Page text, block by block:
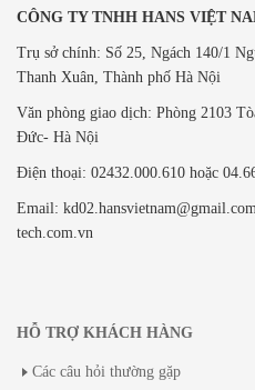
CÔNG TY TNHH HANS VIỆT
Trụ sở chính: Số 25, Ngách 140/1
Thanh Xuân, Thành phố Hà Nội
Văn phòng giao dịch: ​Phòng 2103
Đức- Hà Nội
Điện thoại: 02432.000.610 hoặc
Email:
tech.com.vn
HỖ TRỢ KHÁCH HÀNG
Các câu hỏi thường gặp